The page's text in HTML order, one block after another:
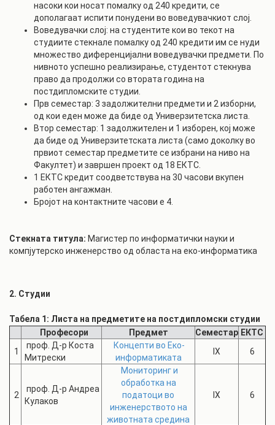
насоки кои носат помалку од 240 кредити, се
дополагаат испити понудени во воведувачкиот слој.
Воведувачки слој: на студентите кои во текот на
студиите стекнале помалку од 240 кредити им се нуди
множество диференцијални воведувачки предмети. По
нивното успешно реализирање, студентот стекнува
право да продолжи со втората година на
постдипломските студии.
Прв семестар: 3 задолжителни предмети и 2 изборни,
од кои еден може да биде од Универзитетска листа.
Втор семестар: 1 задолжителен и 1 изборен, кој може
да биде од Универзитетската листа (само доколку во
првиот семестар предметите се избрани на ниво на
Факултет) и завршен проект од 18 ЕКТС.
1 ЕКТС кредит соодветствува на 30 часови вкупен
работен ангажман.
Бројот на контактните часови е 4.
Стекната титула: Магистер по информатички науки и
компјутерско инженерство од областа на еко-информатика
2. Студии
Табела 1: Листа на предметите на постдипломски студии
Професори
Предмет Семестар ЕКТС
1
проф. Д-р Коста
Митрески
Концепти во Еко-
информатиката
IX 6
2
проф. Д-р Андреа
Кулаков
Мониторинг и
обработка на
податоци во
инженерството на
животната средина
IX 6